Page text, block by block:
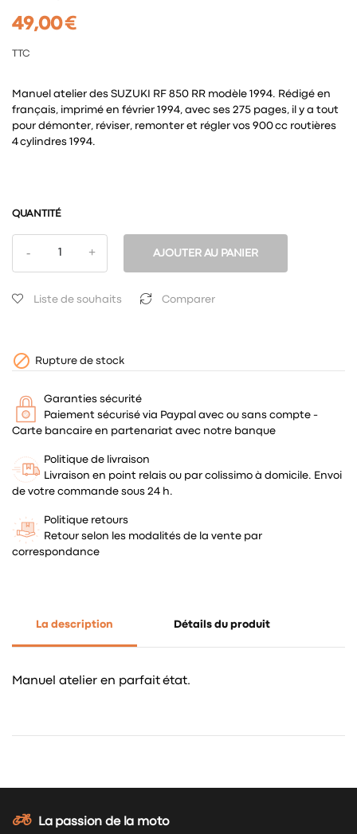
49,00 €
TTC
Manuel atelier des SUZUKI RF 850 RR modèle 1994. Rédigé en
français, imprimé en février 1994, avec ses 275 pages, il y a tout
pour démonter, réviser, remonter et régler vos 900 cc routières
4 cylindres 1994.
QUANTITÉ
AJOUTER AU PANIER
Liste de souhaits Comparer
 Rupture de stock
Garanties sécurité
Paiement sécurisé via Paypal avec ou sans compte -
Carte bancaire en partenariat avec notre banque
Politique de livraison
Livraison en point relais ou par colissimo à domicile. Envoi
de votre commande sous 24 h.
Politique retours
Retour selon les modalités de la vente par
correspondance
La description Détails du produit
Manuel atelier en parfait état.
La passion de la moto